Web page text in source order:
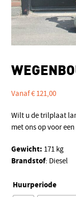
Vanaf€121,00
Wilt u de trilplaat
met ons op voor
Gewicht: 171 kg
Brandstof: Diesel
Huurperiode